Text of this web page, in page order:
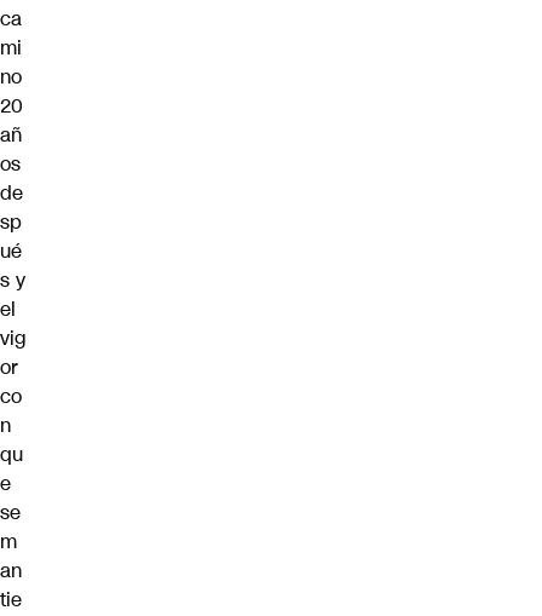
ca
mi
no
20
añ
os
de
sp
ué
s y
el
vig
or
co
n
qu
e
se
m
an
tie